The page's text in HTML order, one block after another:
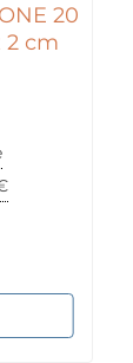
20
2 cm